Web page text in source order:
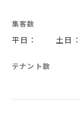
集客数
平日： 土日：
テナント数